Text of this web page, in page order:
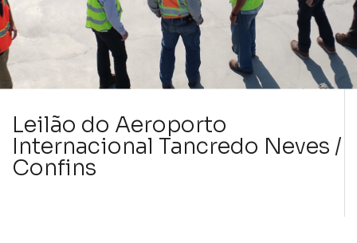
Leilão do Aeroporto
Internacional Tancredo Neves /
Confins